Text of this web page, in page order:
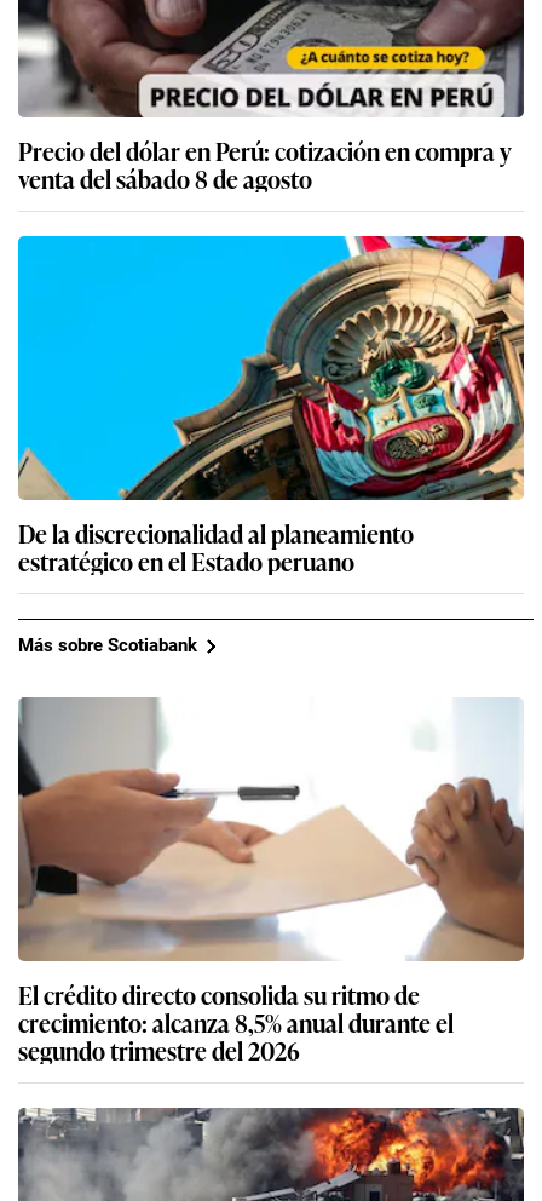
Precio del dólar en Perú: cotización en compra y
venta del sábado 8 de agosto
De la discrecionalidad al planeamiento
estratégico en el Estado peruano
Más sobre Scotiabank
El crédito directo consolida su ritmo de
crecimiento: alcanza 8,5% anual durante el
segundo trimestre del 2026